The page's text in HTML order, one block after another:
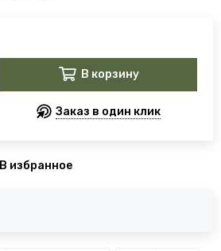
В корзину
Заказ в один клик
В избранное